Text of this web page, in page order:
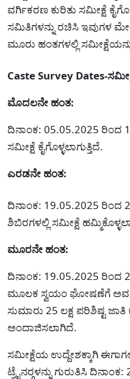
ವರ್ಗಿಕರಣ ಕುರಿತು ಸಮೀಕ್ಷೆ
ಸಮಿತಿಗಳನ್ನು ರಚಿಸಿ ಇವುಗಳ
ಮೂರು ಹಂತಗಳಲ್ಲಿ
Caste Survey Dates-
ಮೊದಲನೇ ಹಂತ:
ದಿನಾಂಕ: 05.05.2025
ಸಮೀಕ್ಷೆ ಕೈಗೊಳ್ಳಲಾಗುತ್ತಿದೆ.
ಎರಡನೇ ಹಂತ:
ದಿನಾಂಕ: 19.05.2025 ರಿಂದ
ಶಿಬಿರಗಳಲ್ಲಿ ಸಮೀಕ್ಷೆ
ಮೂರನೇ ಹಂತ:
ದಿನಾಂಕ: 19.05.2025 ರಿಂದ
ಮೂಲಕ ಸ್ವಯಂ ಘೋಷಣೆಗೆ
ಸುಮಾರು 25 ಲಕ್ಷ ಪರಿಶಿಷ್ಟ
ಅಂದಾಜಿಸಲಾಗಿದೆ.
ಸಮೀಕ್ಷೆಯ ಉದ್ದೇಶಕ್ಕಾಗಿ
ಟ್ರೈನರ್‍ಗಳನ್ನು ಗುರುತಿಸಿ